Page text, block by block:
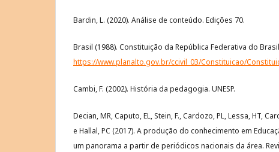
Bardin, L. (2020). Análise de conteúdo. Edições 70.
Brasil (1988). Constituição da República Federativa do
https://www.planalto.gov.br/ccivil_03/Constituicao/
Cambi, F. (2002). História da pedagogia. UNESP.
Decian, MR, Caputo, EL, Stein, F., Cardozo, PL, Lessa, HT,
e Hallal, PC (2017). A produção do conhecimento em
um panorama a partir de periódicos nacionais da área.